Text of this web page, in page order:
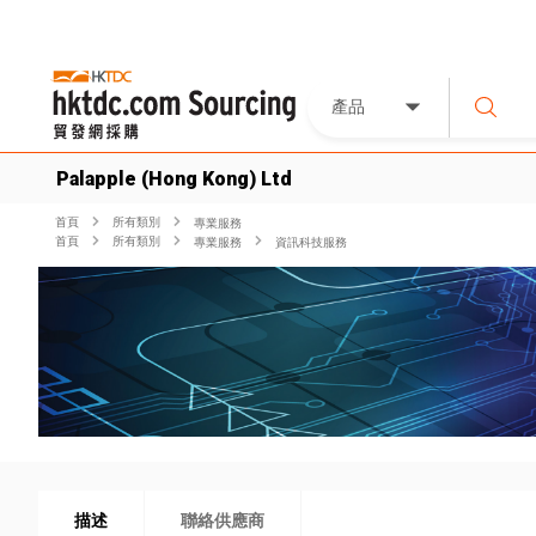
產品
Palapple (Hong Kong) Ltd
首頁 所有類別
專業服務
首頁
所有類別 專業服務 資訊科技服務
描述 聯絡供應商